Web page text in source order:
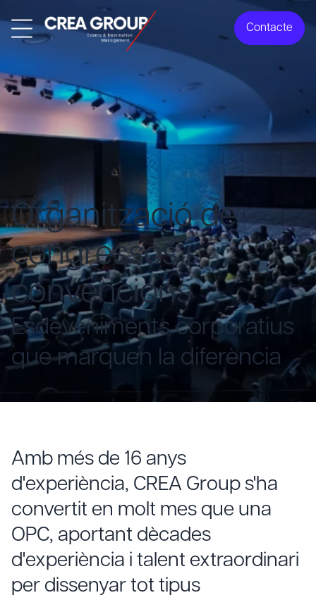
Contacte
Organització de
congressos i
convencions
Esdeveniments corporatius
que marquen la diferència
Amb més de 16 anys
d'experiència, CREA Group s'ha
convertit en molt mes que una
OPC, aportant dècades
d'experiència i talent extraordinari
per dissenyar tot tipus